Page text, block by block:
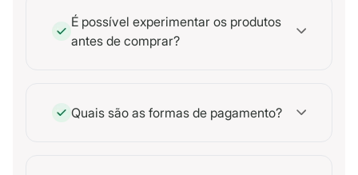
É possível experimentar os produtos
antes de comprar?
Quais são as formas de pagamento?